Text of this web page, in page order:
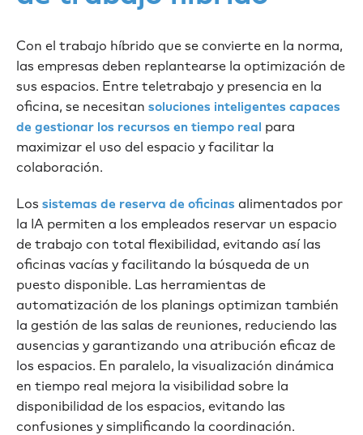
Con el trabajo híbrido que se convierte en la norma,
las empresas deben replantearse la optimización de
sus espacios. Entre teletrabajo y presencia en la
oficina, se necesitan soluciones inteligentes capaces
de gestionar los recursos en tiempo real para
maximizar el uso del espacio y facilitar la
colaboración.
Los sistemas de reserva de oficinas alimentados por
la IA permiten a los empleados reservar un espacio
de trabajo con total flexibilidad, evitando así las
oficinas vacías y facilitando la búsqueda de un
puesto disponible. Las herramientas de
automatización de los planings optimizan también
la gestión de las salas de reuniones, reduciendo las
ausencias y garantizando una atribución eficaz de
los espacios. En paralelo, la visualización dinámica
en tiempo real mejora la visibilidad sobre la
disponibilidad de los espacios, evitando las
confusiones y simplificando la coordinación.